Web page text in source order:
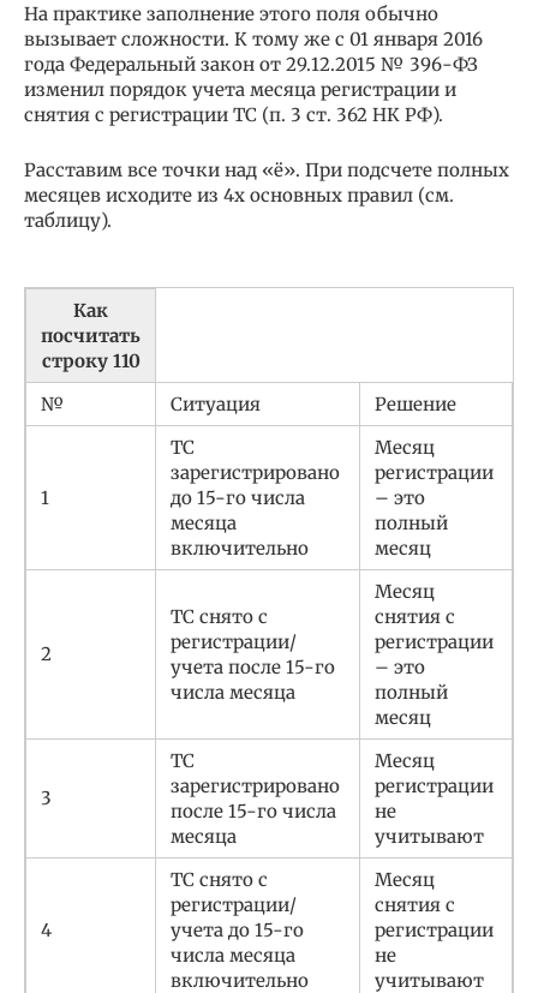
На практике заполнение этого поля обычно
вызывает сложности. К тому же с 01 января 2016
года Федеральный закон от 29.12.2015 № 396-ФЗ
изменил порядок учета месяца регистрации и
снятия с регистрации ТС (п. 3 ст. 362 НК РФ).
Расставим все точки над «ё». При подсчете полных
месяцев исходите из 4х основных правил (см.
таблицу).
Как
посчитать
строку 110
№
Ситуация Решение
1
ТС
зарегистрировано
до 15-го числа
месяца
включительно
Месяц
регистрации
– это
полный
месяц
2
ТС снято с
регистрации/
учета после 15-го
числа месяца
Месяц
снятия с
регистрации
– это
полный
месяц
3
ТС
зарегистрировано
после 15-го числа
месяца
Месяц
регистрации
не
учитывают
4
ТС снято с
регистрации/
учета до 15-го
числа месяца
включительно
Месяц
снятия с
регистрации
не
учитывают